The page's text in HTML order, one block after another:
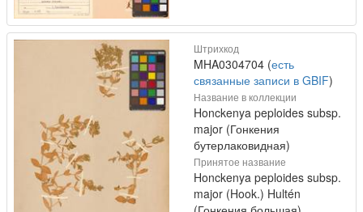
Штрихкод
MHA0304704 (есть
связанные записи в GBIF)
Название в коллекции
Honckenya peploides subsp.
major (Гонкения
бутерлаковидная)
Принятое название
Honckenya peploides subsp.
major (Hook.) Hultén